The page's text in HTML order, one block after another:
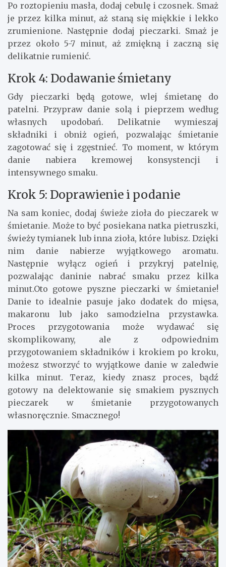
Po roztopieniu masła, dodaj cebulę i czosnek. Smaż
je przez kilka minut, aż staną się miękkie i lekko
zrumienione. Następnie dodaj pieczarki. Smaż je
przez około 5-7 minut, aż zmiękną i zaczną się
delikatnie rumienić.
Krok 4: Dodawanie śmietany
Gdy pieczarki będą gotowe, wlej śmietanę do
patelni. Przypraw danie solą i pieprzem według
własnych upodobań. Delikatnie wymieszaj
składniki i obniż ogień, pozwalając śmietanie
zagotować się i zgęstnieć. To moment, w którym
danie nabiera kremowej konsystencji i
intensywnego smaku.
Krok 5: Doprawienie i podanie
Na sam koniec, dodaj świeże zioła do pieczarek w
śmietanie. Może to być posiekana natka pietruszki,
świeży tymianek lub inna zioła, które lubisz. Dzięki
nim danie nabierze wyjątkowego aromatu.
Następnie wyłącz ogień i przykryj patelnię,
pozwalając daninie nabrać smaku przez kilka
minut.Oto gotowe pyszne pieczarki w śmietanie!
Danie to idealnie pasuje jako dodatek do mięsa,
makaronu lub jako samodzielna przystawka.
Proces przygotowania może wydawać się
skomplikowany, ale z odpowiednim
przygotowaniem składników i krokiem po kroku,
możesz stworzyć to wyjątkowe danie w zaledwie
kilka minut. Teraz, kiedy znasz proces, bądź
gotowy na delektowanie się smakiem pysznych
pieczarek w śmietanie przygotowanych
własnoręcznie. Smacznego!